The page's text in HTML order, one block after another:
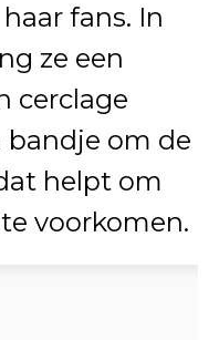
fans. In
ze een
cerclage
bandje om de
helpt om
voorkomen.